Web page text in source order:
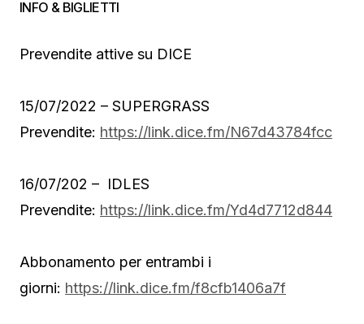
INFO & BIGLIETTI
Prevendite attive su DICE
15/07/2022 – SUPERGRASS
Prevendite: https://link.dice.fm/N67d43784fcc
16/07/202 – IDLES
Prevendite: https://link.dice.fm/Yd4d7712d844
Abbonamento per entrambi i
giorni: https://link.dice.fm/f8cfb1406a7f